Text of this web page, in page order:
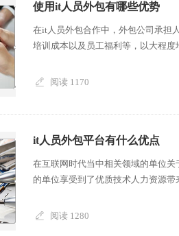
使用it人员外包有哪些优势
在it人员外包合作中，外包公司承担
培训成本以及员工福利等，以大程
阅读 1170
it人员外包平台有什么优点
在互联网时代当中相关领域的单位
的单位享受到了优质技术人力资源
阅读 1280